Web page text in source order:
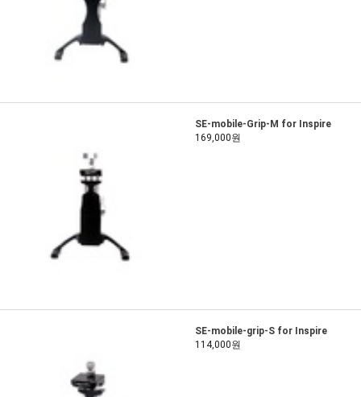
SE-mobile-Grip-M for Inspire
169,000원
SE-mobile-grip-S for Inspire
114,000원